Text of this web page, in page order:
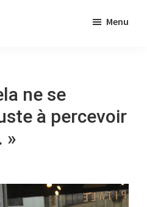
Menu
ne se
à percevoir
»